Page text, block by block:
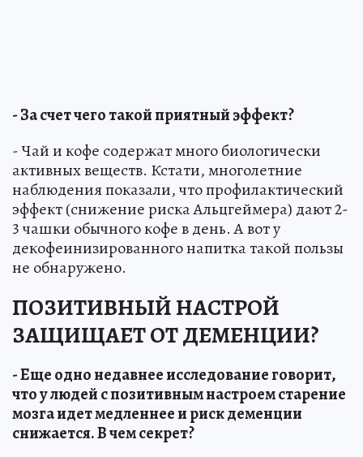
- За счет чего такой приятный эффект?
- Чай и кофе содержат много биологически
активных веществ. Кстати, многолетние
наблюдения показали, что профилактический
эффект (снижение риска Альцгеймера) дают 2-
3 чашки обычного кофе в день. А вот у
декофеинизированного напитка такой пользы
не обнаружено.
ПОЗИТИВНЫЙ НАСТРОЙ
ЗАЩИЩАЕТ ОТ ДЕМЕНЦИИ?
- Еще одно недавнее исследование говорит,
что у людей с позитивным настроем старение
мозга идет медленнее и риск деменции
снижается. В чем секрет?